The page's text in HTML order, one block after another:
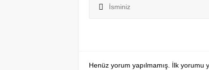
Henüz yorum yapılmamış. İlk yorumu